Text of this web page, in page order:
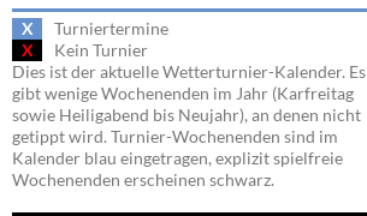
X
Turniertermine
X
Kein Turnier
Dies ist der aktuelle Wetterturnier-Kalender. Es
gibt wenige Wochenenden im Jahr (Karfreitag
sowie Heiligabend bis Neujahr), an denen nicht
getippt wird. Turnier-Wochenenden sind im
Kalender blau eingetragen, explizit spielfreie
Wochenenden erscheinen schwarz.